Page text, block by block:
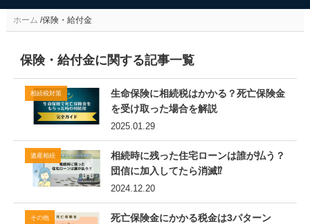
ホーム /保険・給付金
保険・給付金に関する記事一覧
相続税対策
2025.01.29
生命保険に相続税はかかる？死亡保険金
を受け取った場合を解説
遺産相続
2024.12.20
相続時に残った住宅ローンは誰が払う？
団信に加入してたら消滅⁉️
その他
死亡保険金にかかる税金は3パターン